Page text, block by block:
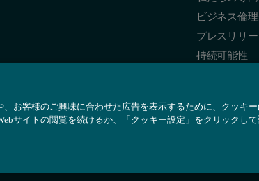
ビジネス倫
プレスリリ
持続可能性
お客様のご興味に合わせた広告を表示するために、クッキ
サイトの閲覧を続けるか、「クッキー設定」をクリックし